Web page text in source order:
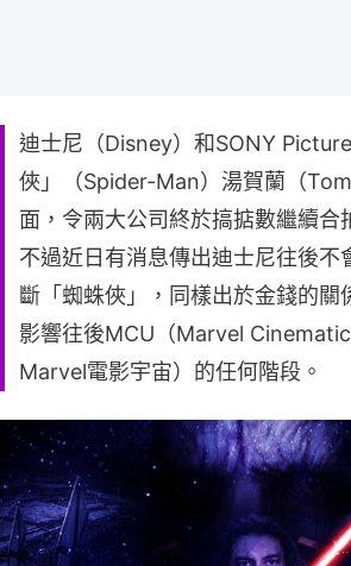
迪士尼（Disney）和SONY
俠」（Spider-Man）湯賀蘭（
面，令兩大公司終於搞掂數繼續合
不過近日有消息傳出迪士尼往後不
斷「蜘蛛俠」，同樣出於金錢的關
影響往後MCU（Marvel
Marvel電影宇宙）的任何階段。